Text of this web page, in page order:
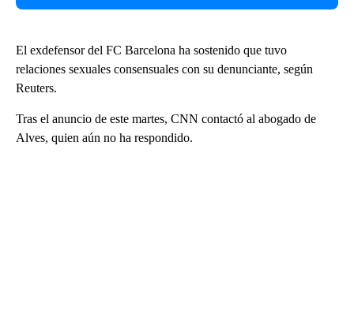
El exdefensor del FC Barcelona ha sostenido que tuvo
relaciones sexuales consensuales con su denunciante, según
Reuters.
Tras el anuncio de este martes, CNN contactó al abogado de
Alves, quien aún no ha respondido.